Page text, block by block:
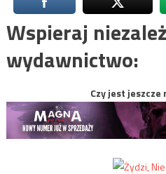
Wspieraj
wydawnictwo:
Czy jest jeszcze